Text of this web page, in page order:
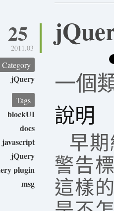
25
2011.03
Category
jQuery
Tags
blockUI
docs
javascript
jQuery
plugin
msg
一個
說明
早
警告
這樣